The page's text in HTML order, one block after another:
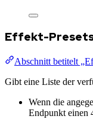
Effekt-
Abschnitt betitelt
Gibt eine Liste der
Wenn die
Endpunkt einen